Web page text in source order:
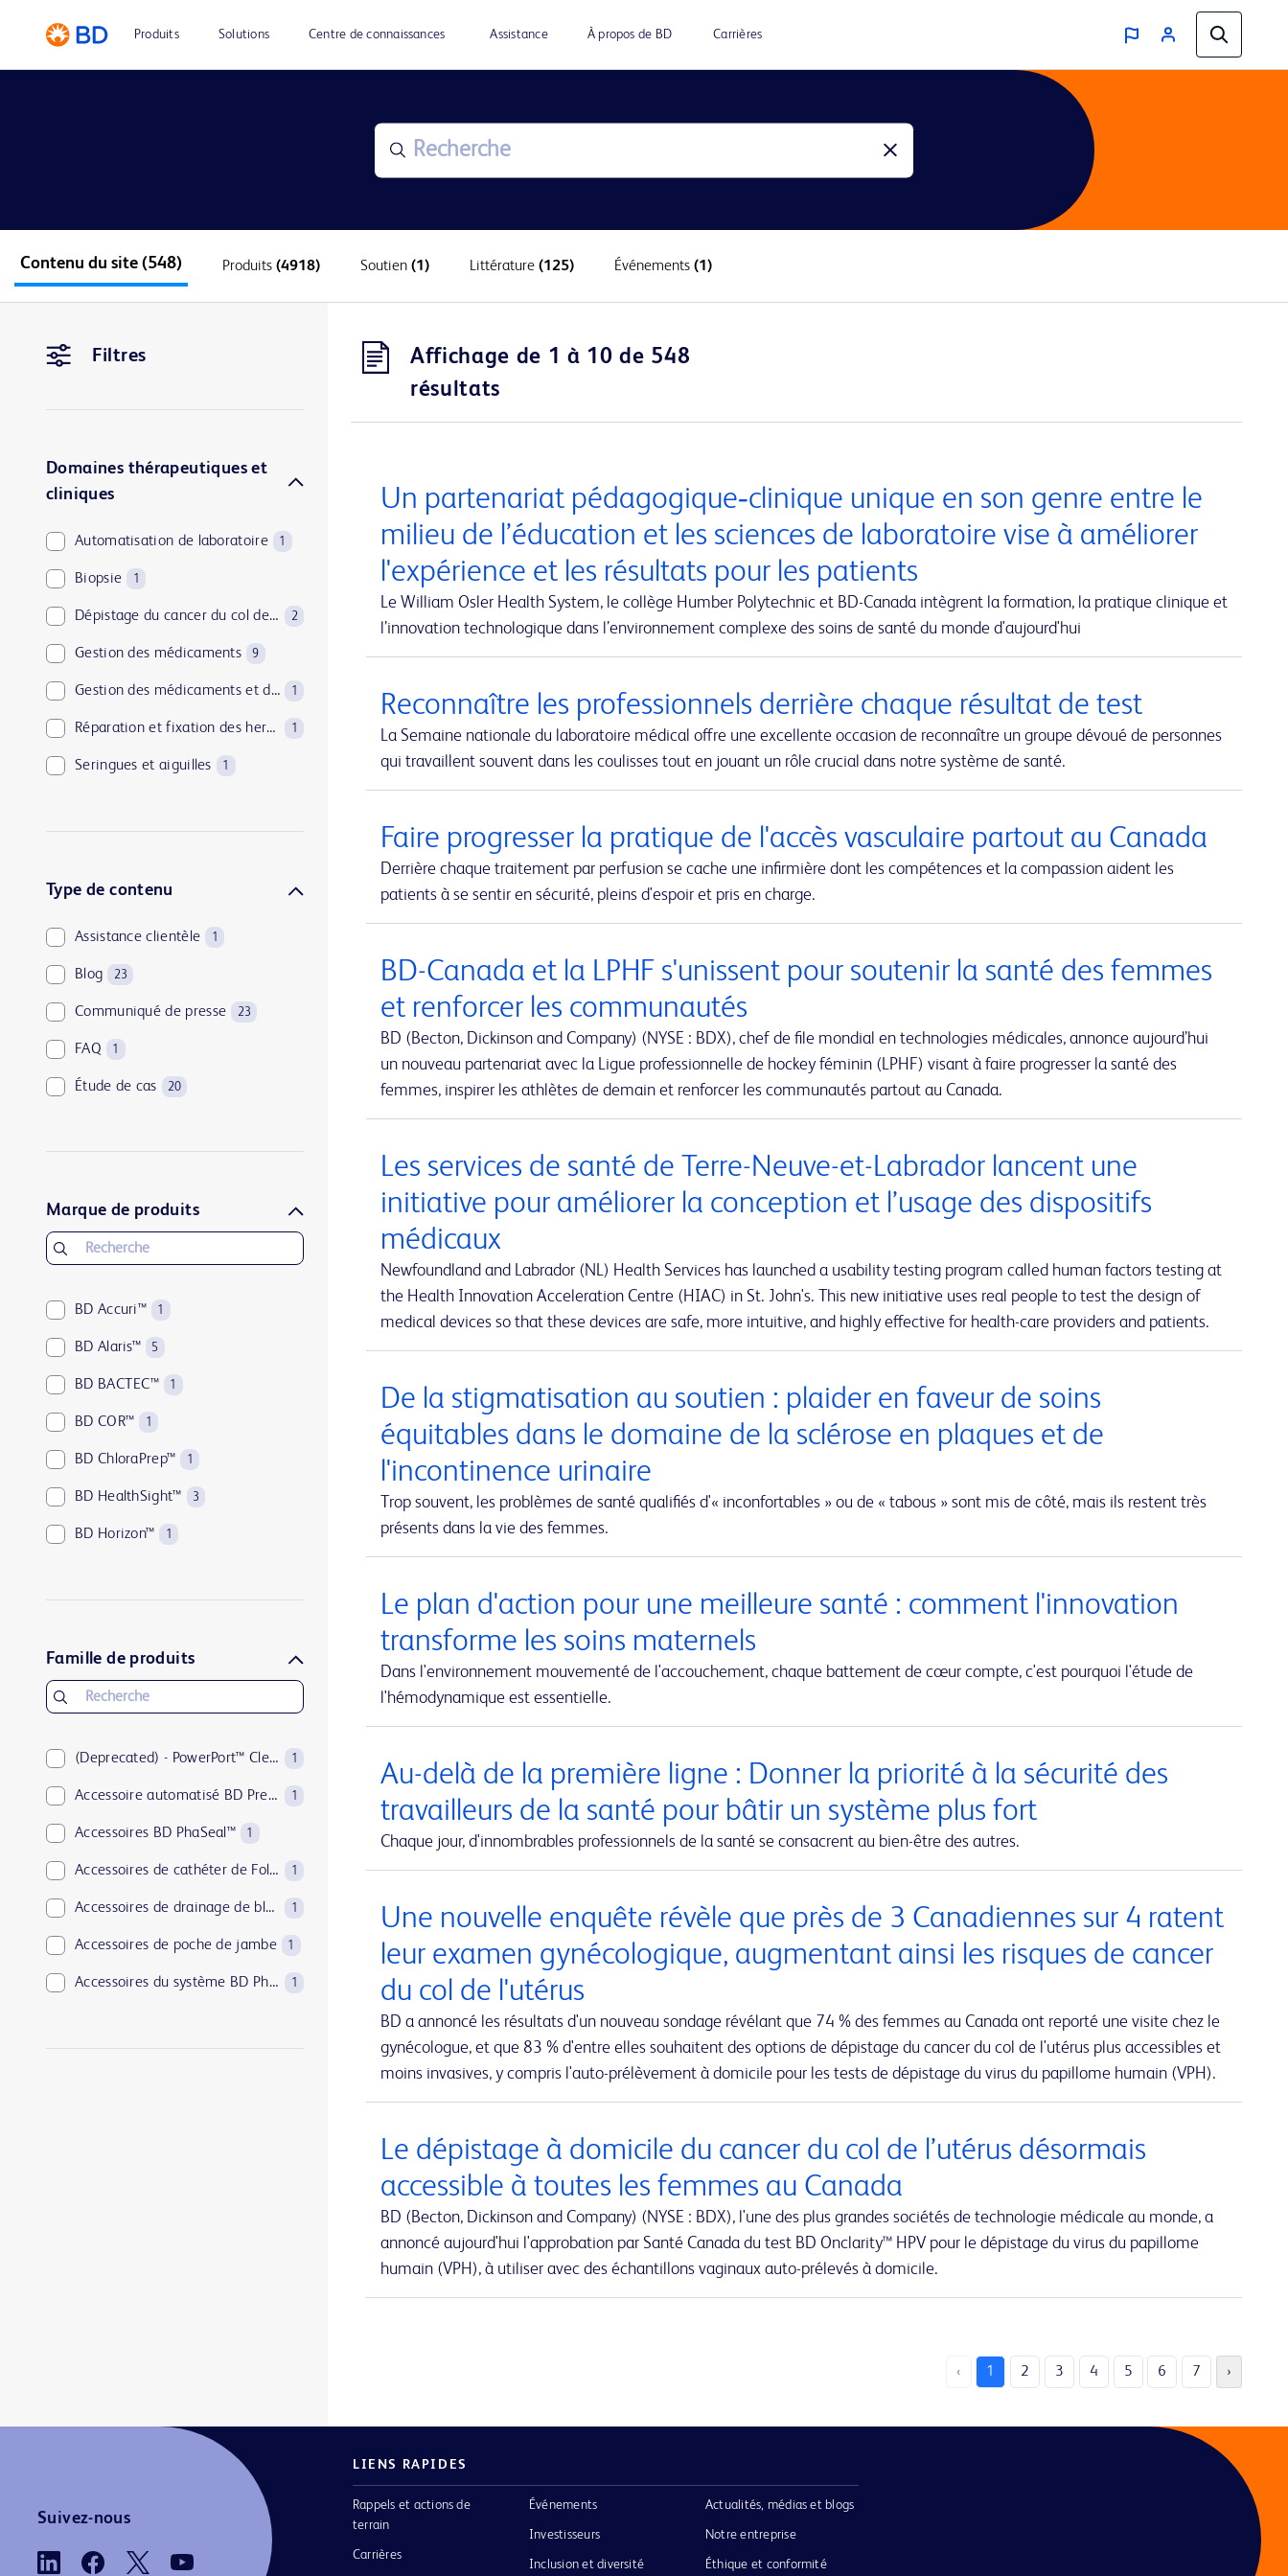
Produits Solutions Centre de connaissances Assistance À propos de BD Carrières
Contenu du site (548) Produits (4918) Soutien (1) Littérature (125) Événements (1)
Filtres
Domaines thérapeutiques et
cliniques
Automatisation de laboratoire 1
Biopsie 1
Dépistage du cancer du col de l’utérus 2
Gestion des médicaments 9
Gestion des médicaments et de l’approvisionnement 1
Réparation et fixation des hernies 1
Seringues et aiguilles 1
Type de contenu
Assistance clientèle 1
Blog 23
Communiqué de presse 23
FAQ 1
Étude de cas 20
Marque de produits
BD Accuri™ 1
BD Alaris™ 5
BD BACTEC™ 1
BD COR™ 1
BD ChloraPrep™ 1
BD HealthSight™ 3
BD Horizon™ 1
BD Parata™ 1
BD Pyxis™ 18
BD Rowa™ 1
BD SurePath™ 1
BD Synapsys™ 1
BD Vacutainer® 1
BD Viper™ 1
EnCor™ 1
Famille de produits
(Deprecated) - PowerPort™ ClearVUE™ Slim Implantable Port 1
Accessoire automatisé BD PrepMate™ 1
Accessoires BD PhaSeal™ 1
Accessoires de cathéter de Foley 1
Accessoires de drainage de blessure 1
Accessoires de poche de jambe 1
Accessoires du système BD Phoenix™ 1
Aiguilles Jamshidi™ à poignée en T
Aiguilles d’aspiration de moelle osseuse sternale iliaque Illinois
Aiguilles d’aspiration et biopsie de moelle osseuse Jamshidi™ originales
Affichage de 1 à 10 de 548
résultats
Un partenariat pédagogique‑clinique unique en son genre entre le
milieu de l’éducation et les sciences de laboratoire vise à améliorer
l'expérience et les résultats pour les patients
Le William Osler Health System, le collège Humber Polytechnic et BD-Canada intègrent la formation, la pratique clinique et
l’innovation technologique dans l’environnement complexe des soins de santé du monde d'aujourd'hui
Reconnaître les professionnels derrière chaque résultat de test
La Semaine nationale du laboratoire médical offre une excellente occasion de reconnaître un groupe dévoué de personnes
qui travaillent souvent dans les coulisses tout en jouant un rôle crucial dans notre système de santé.
Faire progresser la pratique de l'accès vasculaire partout au Canada
Derrière chaque traitement par perfusion se cache une infirmière dont les compétences et la compassion aident les
patients à se sentir en sécurité, pleins d'espoir et pris en charge.
BD-Canada et la LPHF s'unissent pour soutenir la santé des femmes
et renforcer les communautés
BD (Becton, Dickinson and Company) (NYSE : BDX), chef de file mondial en technologies médicales, annonce aujourd’hui
un nouveau partenariat avec la Ligue professionnelle de hockey féminin (LPHF) visant à faire progresser la santé des
femmes, inspirer les athlètes de demain et renforcer les communautés partout au Canada.
Les services de santé de Terre-Neuve-et-Labrador lancent une
initiative pour améliorer la conception et l’usage des dispositifs
médicaux
Newfoundland and Labrador (NL) Health Services has launched a usability testing program called human factors testing at
the Health Innovation Acceleration Centre (HIAC) in St. John's. This new initiative uses real people to test the design of
medical devices so that these devices are safe, more intuitive, and highly effective for health-care providers and patients.
De la stigmatisation au soutien : plaider en faveur de soins
équitables dans le domaine de la sclérose en plaques et de
l'incontinence urinaire
Trop souvent, les problèmes de santé qualifiés d'« inconfortables » ou de « tabous » sont mis de côté, mais ils restent très
présents dans la vie des femmes.
Le plan d'action pour une meilleure santé : comment l'innovation
transforme les soins maternels
Dans l'environnement mouvementé de l'accouchement, chaque battement de cœur compte, c'est pourquoi l'étude de
l'hémodynamique est essentielle.
Au-delà de la première ligne : Donner la priorité à la sécurité des
travailleurs de la santé pour bâtir un système plus fort
Chaque jour, d'innombrables professionnels de la santé se consacrent au bien-être des autres.
Une nouvelle enquête révèle que près de 3 Canadiennes sur 4 ratent
leur examen gynécologique, augmentant ainsi les risques de cancer
du col de l'utérus
BD a annoncé les résultats d'un nouveau sondage révélant que 74 % des femmes au Canada ont reporté une visite chez le
gynécologue, et que 83 % d'entre elles souhaitent des options de dépistage du cancer du col de l'utérus plus accessibles et
moins invasives, y compris l'auto-prélèvement à domicile pour les tests de dépistage du virus du papillome humain (VPH).
Le dépistage à domicile du cancer du col de l’utérus désormais
accessible à toutes les femmes au Canada
BD (Becton, Dickinson and Company) (NYSE : BDX), l'une des plus grandes sociétés de technologie médicale au monde, a
annoncé aujourd'hui l'approbation par Santé Canada du test BD Onclarity™ HPV pour le dépistage du virus du papillome
humain (VPH), à utiliser avec des échantillons vaginaux auto-prélevés à domicile.
‹ 1 2 3 4 5 6 7 ›
Suivez-nous
LIENS RAPIDES
Rappels et actions de
terrain
Carrières
Événements
Investisseurs
Inclusion et diversité
Actualités, médias et blogs
Notre entreprise
Éthique et conformité